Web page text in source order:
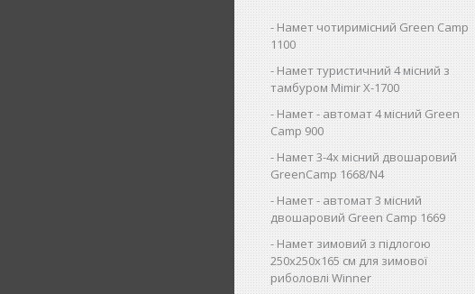
Намет чотиримісний Green Camp
1100
Намет туристичний 4 місний з
тамбуром Mimir Х-1700
Намет - автомат 4 місний Green
Camp 900
Намет 3-4х місний двошаровий
GreenCamp 1668/N4
Намет - автомат 3 місний
двошаровий Green Camp 1669
Намет зимовий з підлогою
250х250х165 см для зимової
риболовлі Winner